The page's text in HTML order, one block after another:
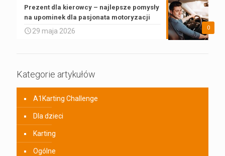
0
Prezent dla kierowcy – najlepsze pomysły
na upominek dla pasjonata motoryzacji
29 maja 2026
Kategorie artykułów
A1Karting Challenge
Dla dzieci
Karting
Ogólne